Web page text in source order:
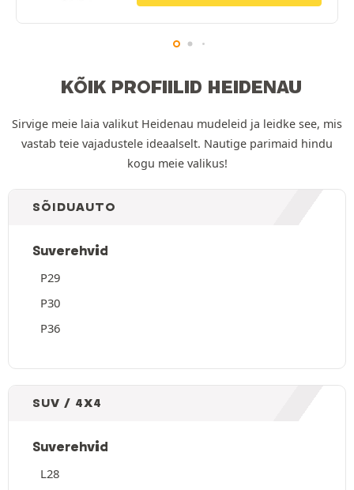
KÕIK PROFIILID HEIDENAU
Sirvige meie laia valikut Heidenau mudeleid ja leidke see, mis
vastab teie vajadustele ideaalselt. Nautige parimaid hindu
kogu meie valikus!
SÕIDUAUTO
Suverehvid
P29
P30
P36
SUV / 4X4
Suverehvid
L28